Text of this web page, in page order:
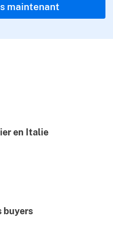
maintenant
en Italie
buyers